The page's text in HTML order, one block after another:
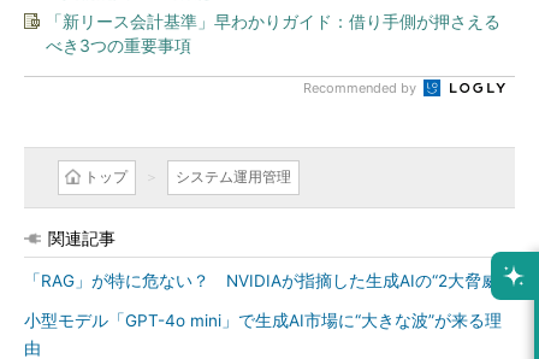
「新リース会計基準」早わかりガイド：借り手側が押さえる
べき3つの重要事項
Recommended by
トップ システム運用管理
関連記事
「RAG」が特に危ない？ NVIDIAが指摘した生成AIの“2大脅威”
小型モデル「GPT-4o mini」で生成AI市場に“大きな波”が来る理
由